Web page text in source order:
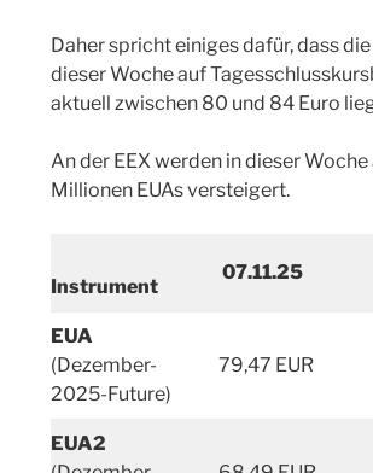
Daher spricht einiges dafür, dass
dieser Woche auf
aktuell zwischen 80 und 84 Euro
An der EEX werden in dieser
Millionen EUAs versteigert.
Instrument
07.11.25
EUA
(Dezember-
2025-Future)
79,47 EUR
EUA2